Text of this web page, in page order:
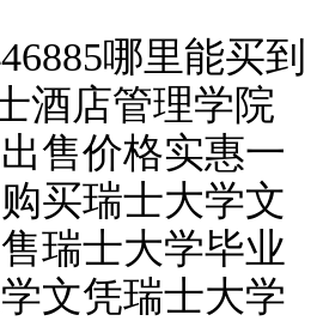
哪里能买到
酒店管理学院
售价格实惠一
买瑞士大学文
瑞士大学毕业
文凭瑞士大学